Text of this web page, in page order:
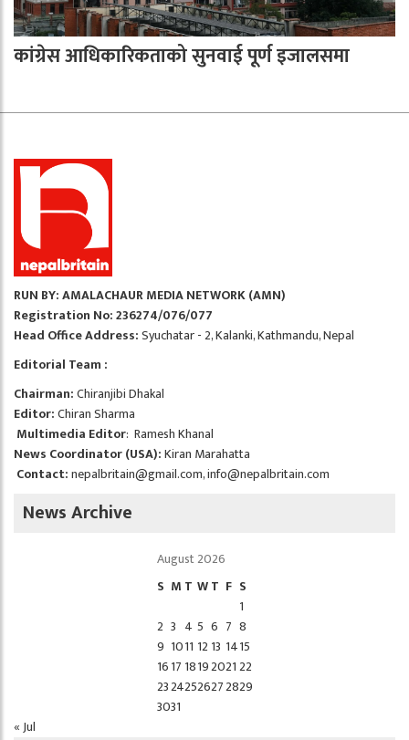
कांग्रेस आधिकारिकताको सुनवाई पूर्ण इजालसमा
RUN BY: AMALACHAUR MEDIA NETWORK (AMN)
Registration No: 236274/076/077
Head Office Address:Syuchatar - 2, Kalanki, Kathmandu, Nepal
Editorial Team :
Chairman:Chiranjibi Dhakal
Editor:Chiran Sharma
Multimedia Editor: Ramesh Khanal
News Coordinator (USA):Kiran Marahatta
Contact:nepalbritain@gmail.com,info@nepalbritain.com
News Archive
August 2026
S M T WT F S
1
2 3 4 5 6 7 8
9 1011 12 13 1415
1617 1819202122
23242526272829
3031
« Jul